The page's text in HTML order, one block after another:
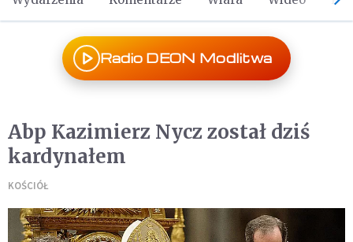
Radio DEON Modlitwa
Abp Kazimierz Nycz został dziś
kardynałem
KOŚCIÓŁ